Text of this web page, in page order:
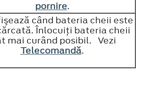
pornire.
când bateria cheii este
Înlocuiţi bateria cheii
mai curând posibil. Vezi
Telecomandă.